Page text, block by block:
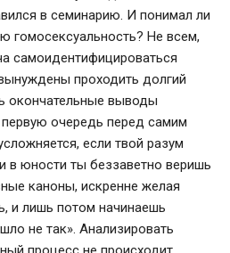
в семинарию. И понимал ли
гомосексуальность? Не всем,
самоидентифицироваться
проходить долгий
окончательные выводы
очередь перед самим
если твой разум
в юности ты беззаветно веришь
каноны, искренне желая
и лишь потом начинаешь
не так». Анализировать